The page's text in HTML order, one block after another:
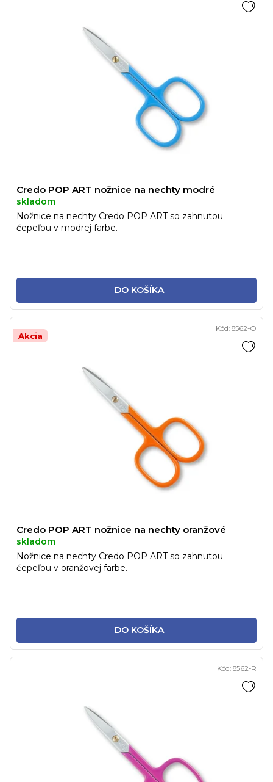
Credo POP ART nožnice na nechty modré
skladom
DO KOŠÍKA
Nožnice na nechty Credo POP ART so zahnutou
čepeľou v modrej farbe.
Akcia
Credo POP ART nožnice na nechty oranžové
skladom
DO KOŠÍKA
Nožnice na nechty Credo POP ART so zahnutou
čepeľou v oranžovej farbe.
Kód: 8562-O
Kód: 8562-R